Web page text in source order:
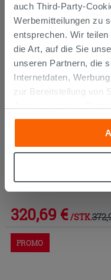
auch Third-Party-
Werbemitteilungen zu
entsprechen. Wir
die Art, auf die Sie
unseren Partnern, die
Internetdaten,
zur Bereitstellung von
anderen
die sie aufgrund Ihrer
gesammelt haben,
möchten oder Ihre
Zustimmung kann
die Schaltfläche "X"
nach der Installation
WASCHTISHARMATUR
SCHWARZ MATT
320,69 € /STK.
PROMO